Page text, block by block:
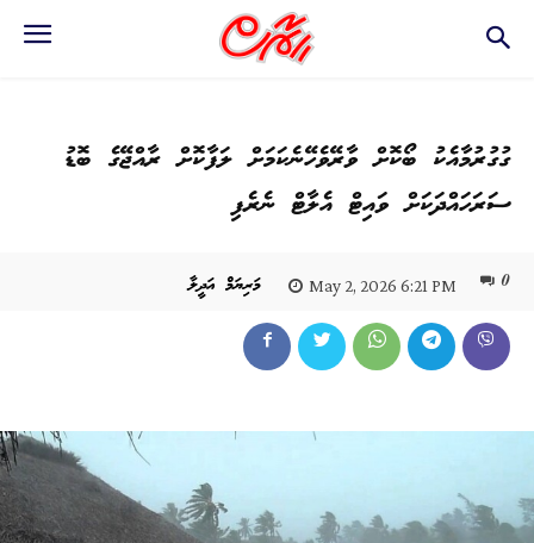
ގުގުރުމާއެކު ބޯކޮށް ވާރޭވެހޭނެކަމަށް ލަފާކޮށް ރާއްޖޭގެ ބޮޑު
ސަރަހައްދަކަށް ވައިޓް އެލާޓް ނެރެފި
މަރިޔަމް އަދީލާ May 2, 2026 6:21 PM 0